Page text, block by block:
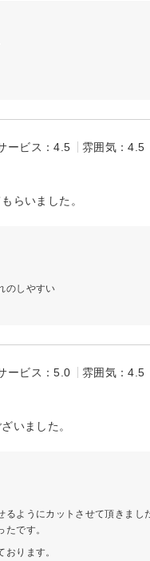
ービス：4.5 雰囲気：4.5
らいました。
のしやすい
ービス：5.0 雰囲気：4.5
いました。
ようにカットさせて頂きまし
です。
ります。